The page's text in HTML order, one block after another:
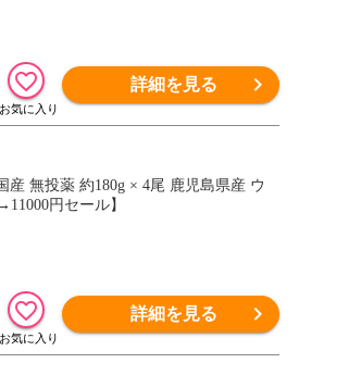
詳細を見る
無投薬 約180g × 4尾 鹿児島県産 ウ
円セール】
詳細を見る